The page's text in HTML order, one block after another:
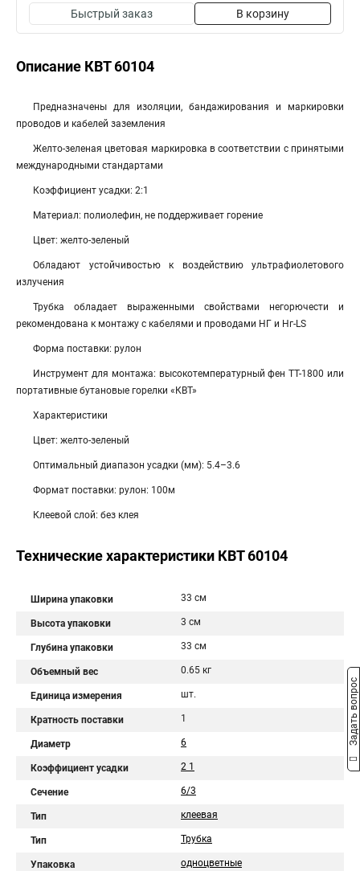
Быстрый заказ В корзину
Описание КВТ 60104
Предназначены для изоляции, бандажирования и маркировки
проводов и кабелей заземления
Желто-зеленая цветовая маркировка в соответствии с принятыми
международными стандартами
Коэффициент усадки: 2:1
Материал: полиолефин, не поддерживает горение
Цвет: желто-зеленый
Обладают устойчивостью к воздействию ультрафиолетового
излучения
Трубка обладает выраженными свойствами негорючести и
рекомендована к монтажу с кабелями и проводами НГ и Нг-LS
Форма поставки: рулон
Инструмент для монтажа: высокотемпературный фен ТТ-1800 или
портативные бутановые горелки «КВТ»
Характеристики
Цвет: желто-зеленый
Оптимальный диапазон усадки (мм): 5.4–3.6
Формат поставки: рулон: 100м
Клеевой слой: без клея
Технические характеристики КВТ 60104
Ширина упаковки 33 см
Высота упаковки 3 см
Глубина упаковки 33 см
Объемный вес 0.65 кг
Единица измерения шт.
Кратность поставки 1
Диаметр 6
Коэффициент усадки 2 1
Сечение 6/3
Тип клеевая
Тип Трубка
Упаковка одноцветные
Задать вопрос